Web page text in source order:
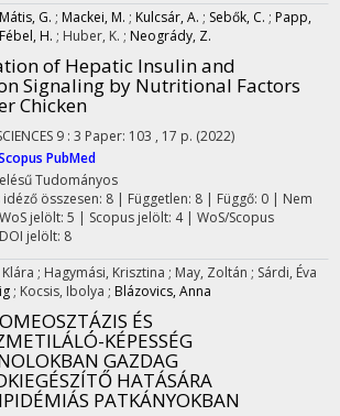
Mátis, G. ; Mackei, M. ; Kulcsár, A. ; Sebők, C. ; Papp,
Fébel, H. ; Huber, K. ; Neogrády, Z.
of Hepatic Insulin and
Signaling by Nutritional Factors
Chicken
9 : 3 Paper: 103 , 17 p. (2022)
PubMed
Tudományos
összesen: 8| Független: 8 | Függő: 0 | Nem
jelölt: 5 | Scopus jelölt: 4 | WoS/Scopus
jelölt: 8
; Hagymási, Krisztina ; May, Zoltán ; Sárdi, Éva
; Kocsis, Ibolya ; Blázovics, Anna
ÉS
KÉPESSÉG
GAZDAG
HATÁSÁRA
PATKÁNYOKBAN